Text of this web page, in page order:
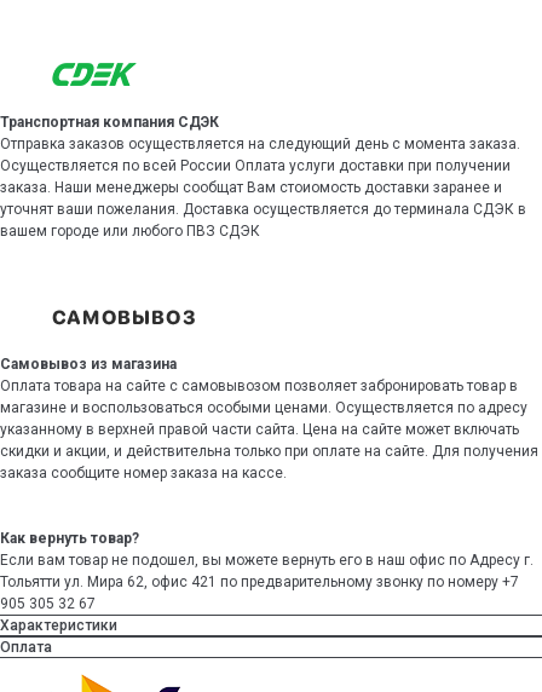
Транспортная компания СДЭК
Отправка заказов осуществляется на следующий день с момента заказа.
Осуществляется по всей России Оплата услуги доставки при получении
заказа. Наши менеджеры сообщат Вам стоиомость доставки заранее и
уточнят ваши пожелания. Доставка осуществляется до терминала СДЭК в
вашем городе или любого ПВЗ СДЭК
Самовывоз из магазина
Оплата товара на сайте с самовывозом позволяет забронировать товар в
магазине и воспользоваться особыми ценами. Осуществляется по адресу
указанному в верхней правой части сайта. Цена на сайте может включать
скидки и акции, и действительна только при оплате на сайте. Для получения
заказа сообщите номер заказа на кассе.
Как вернуть товар?
Если вам товар не подошел, вы можете вернуть его в наш офис по Адресу г.
Тольятти ул. Мира 62, офис 421 по предварительному звонку по номеру +7
905 305 32 67
Характеристики
Оплата